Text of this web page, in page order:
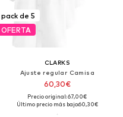
pack de 5
OFERTA
CLARKS
Ajuste regular Camisa
60,30€
Precio original: 67,00€
Último precio más bajo:60,30€